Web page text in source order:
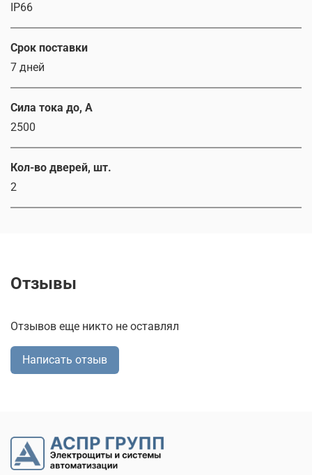
IP66
Срок поставки
7 дней
Сила тока до, А
2500
Кол-во дверей, шт.
2
Отзывы
Отзывов еще никто не оставлял
Написать отзыв